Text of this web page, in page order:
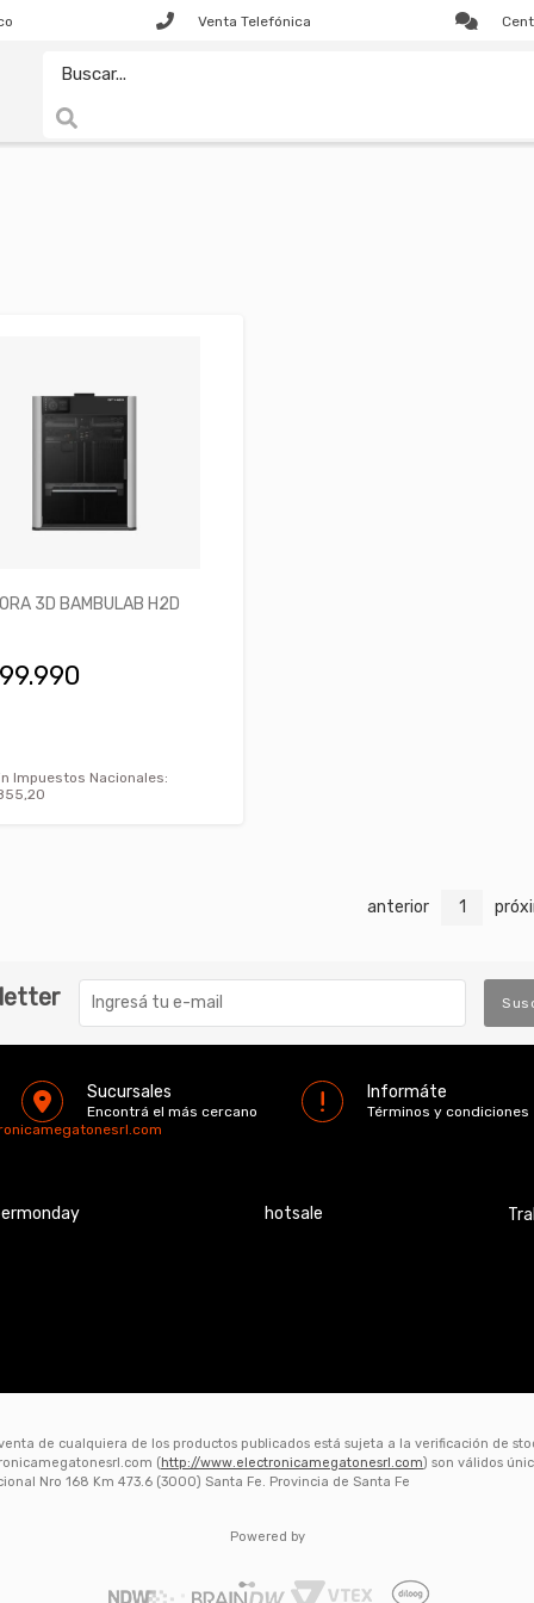
Venta Telefónica
3D BAMBULAB H2D
Impuestos Nacionales:
anterior 1
Sucursales
Encontrá el más cercano
Informáte
Términos y condiciones
hotsale
de cualquiera de los productos publicados está sujeta a la verificación de
( http://www.electronicamegatonesrl.com) son válidos
Nro 168 Km 473.6 (3000) Santa Fe. Provincia de Santa Fe
Powered by